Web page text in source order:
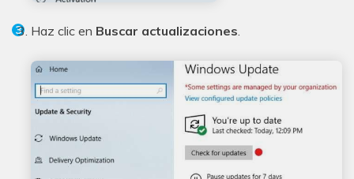
Haz clic en Buscar actualizaciones.